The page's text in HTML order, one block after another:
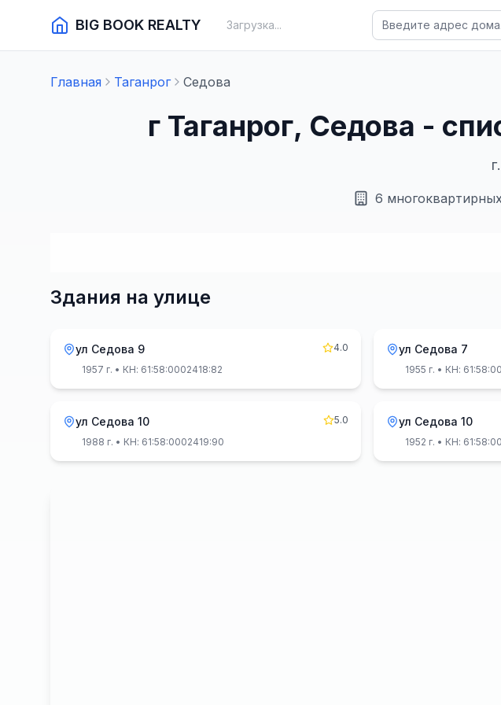
BIG BOOK REALTY Загрузка...
Главная Таганрог Седова
г Таганрог, Седова -
г.
6
Здания на улице
ул Седова 9
4.0
1957 г. • КН: 61:58:0002418:82
ул Седова 7
1955 г. • КН:
ул Седова 10
5.0
1988 г. • КН: 61:58:0002419:90
ул Седова 10
1952 г. • КН: